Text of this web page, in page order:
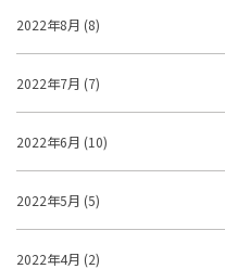
2022年8月 (8)
2022年7月 (7)
2022年6月 (10)
2022年5月 (5)
2022年4月 (2)